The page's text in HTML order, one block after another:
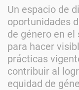
Un espacio de
oportunidades
de género en
para hacer
prácticas
contribuir al
equidad de